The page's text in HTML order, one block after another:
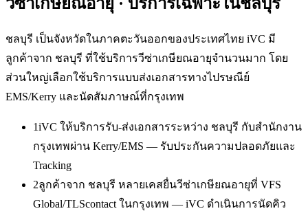
ชลบุรี เป็นจังหวัดในภาคตะวันออกของประเทศไทย iVC มี
ลูกค้าจาก ชลบุรี ที่ใช้บริการวีซ่าเกษียณอายุจำนวนมาก โดย
ส่วนใหญ่เลือกใช้บริการแบบส่งเอกสารทางไปรษณีย์
EMS/Kerry และนัดสัมภาษณ์ที่กรุงเทพ
1iVC ให้บริการรับ-ส่งเอกสารระหว่าง ชลบุรี กับสำนักงาน
กรุงเทพผ่าน Kerry/EMS — รับประกันความปลอดภัยและ
Tracking
2ลูกค้าจาก ชลบุรี หลายเคสยื่นวีซ่าเกษียณอายุที่ VFS
Global/TLScontact ในกรุงเทพ — iVC ดำเนินการนัดคิว